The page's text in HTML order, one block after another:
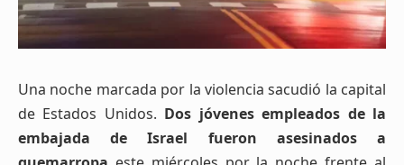
Una noche marcada por la violencia sacudió la capital
de Estados Unidos. Dos jóvenes empleados de la
embajada de Israel fueron asesinados a